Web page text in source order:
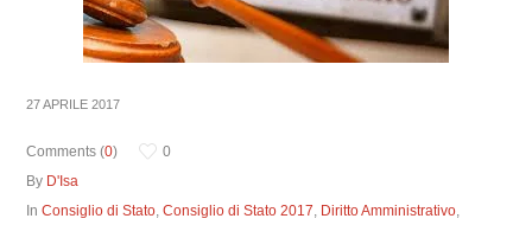
27 APRILE 2017
Comments (0)
0
By D'Isa
InConsiglio di Stato,Consiglio di Stato 2017, Diritto Amministrativo,